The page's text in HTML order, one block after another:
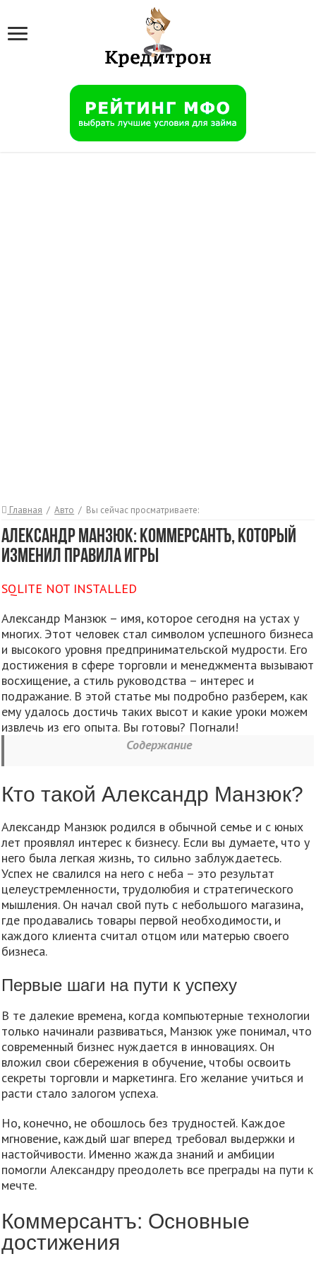
Главная / Авто / Вы сейчас просматриваете:
Александр Манзюк: Коммерсантъ, который
изменил правила игры
SQLITE NOT INSTALLED
Александр Манзюк – имя, которое сегодня на устах у
многих. Этот человек стал символом успешного бизнеса
и высокого уровня предпринимательской мудрости. Его
достижения в сфере торговли и менеджмента вызывают
восхищение, а стиль руководства – интерес и
подражание. В этой статье мы подробно разберем, как
ему удалось достичь таких высот и какие уроки можем
извлечь из его опыта. Вы готовы? Погнали!
Содержание
Кто такой Александр Манзюк?
Александр Манзюк родился в обычной семье и с юных
лет проявлял интерес к бизнесу. Если вы думаете, что у
него была легкая жизнь, то сильно заблуждаетесь.
Успех не свалился на него с неба – это результат
целеустремленности, трудолюбия и стратегического
мышления. Он начал свой путь с небольшого магазина,
где продавались товары первой необходимости, и
каждого клиента считал отцом или матерью своего
бизнеса.
Первые шаги на пути к успеху
В те далекие времена, когда компьютерные технологии
только начинали развиваться, Манзюк уже понимал, что
современный бизнес нуждается в инновациях. Он
вложил свои сбережения в обучение, чтобы освоить
секреты торговли и маркетинга. Его желание учиться и
расти стало залогом успеха.
Но, конечно, не обошлось без трудностей. Каждое
мгновение, каждый шаг вперед требовал выдержки и
настойчивости. Именно жажда знаний и амбиции
помогли Александру преодолеть все преграды на пути к
мечте.
Коммерсантъ: Основные
достижения